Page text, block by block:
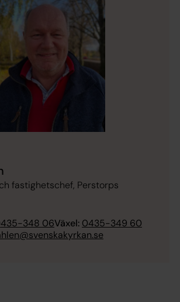
fastighetschef, Perstorps
348 06Växel: 0435-349 60